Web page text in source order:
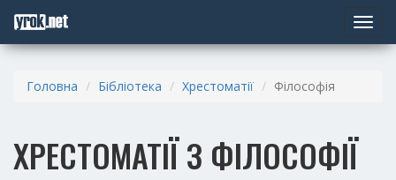
Toggle
Головна Бібліотека Хрестоматії Філософія
ХРЕСТОМАТІЇ З ФІЛОСОФІЇ